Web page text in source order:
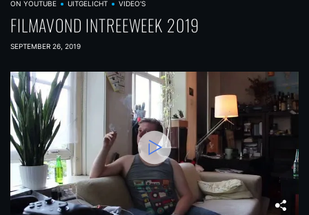
ON YOUTUBE UITGELICHT VIDEO'S
FILMAVOND INTREEWEEK 2019
SEPTEMBER 26, 2019